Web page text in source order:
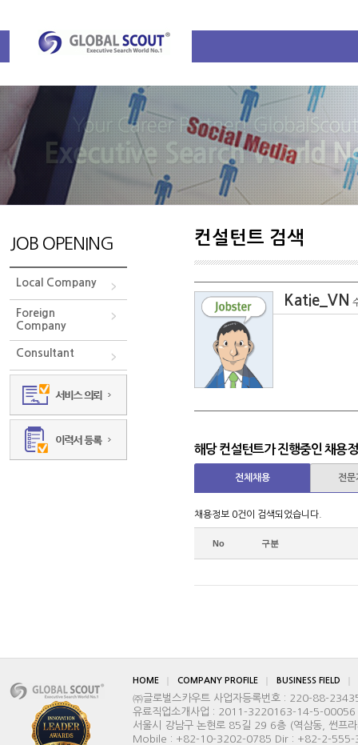
JOB OPENING
Local Company
Foreign
Company
Consultant
컨설턴트 검색
Katie_VN
해당 컨설턴트가 진행중인 채용
전체채용 전문
채용정보 0건이 검색되었습니다.
No 구분
HOME COMPANY PROFILE BUSINESS FIELD
㈜글로벌스카우트 사업자등록번호 : 220-88-
유료직업소개사업 : 2011-3220163-14-5-
서울시 강남구 논현로 85길 29 6층 (역삼동, 썬
Mobile : +82-10-3202-0785 Dir : +82-2-